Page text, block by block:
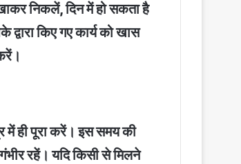
निकलें, दिन में हो सकता है
किए गए कार्य को खास
में ही पूरा करें। इस समय की
रहें। यदि किसी से मिलने